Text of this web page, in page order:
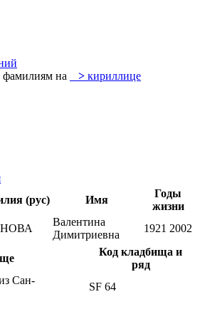
фамилиям на
> кириллице
(рус) Имя
Годы
жизни
Валентина
Димитриевна
1921 2002
Код кладбища и
ряд
Сан-
SF 64